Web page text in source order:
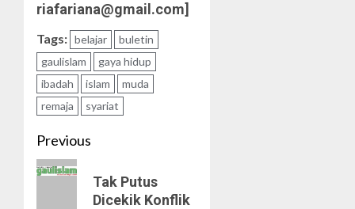
riafariana@gmail.com]
Tags: belajar
buletin
gaulislam
gaya hidup
ibadah
islam
muda
remaja
syariat
Post
navigation
Previous
Previous
Tak Putus
Dicekik Konflik